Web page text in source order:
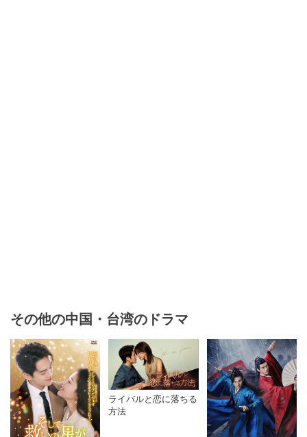
その他の中国・台湾のドラマ
ライバルと恋に落ちる
方法